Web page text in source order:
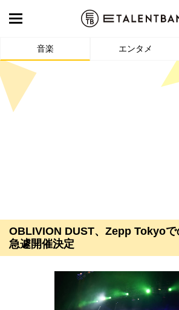
音楽 エンタメ
OBLIVION DUST、Zepp Tokyo
急遽開催決定